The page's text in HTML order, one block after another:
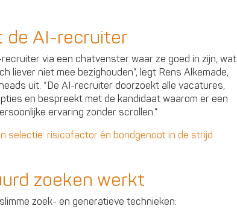
de AI-recruiter
via een chatvenster waar ze goed in zijn, wat
liever niet mee bezighouden”, legt Rens Alkemade,
uit. “De AI-recruiter doorzoekt alle vacatures,
en bespreekt met de kandidaat waarom er een
ervaring zonder scrollen.”
selectie: risicofactor én bondgenoot in de strijd
zoeken werkt
zoek- en generatieve technieken: